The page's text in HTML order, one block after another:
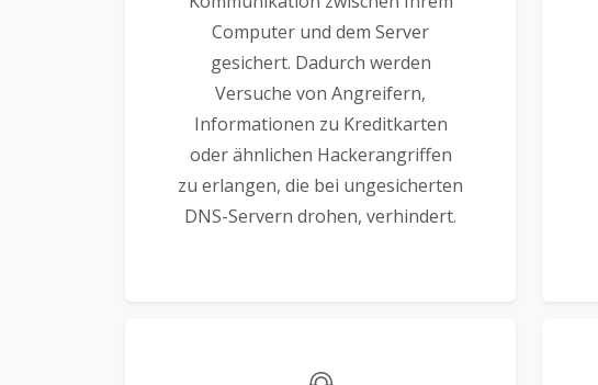
Computer und dem Server
gesichert. Dadurch werden
Versuche von Angreifern,
Informationen zu Kreditkarten
oder ähnlichen Hackerangriffen
zu erlangen, die bei ungesicherten
DNS-Servern drohen, verhindert.